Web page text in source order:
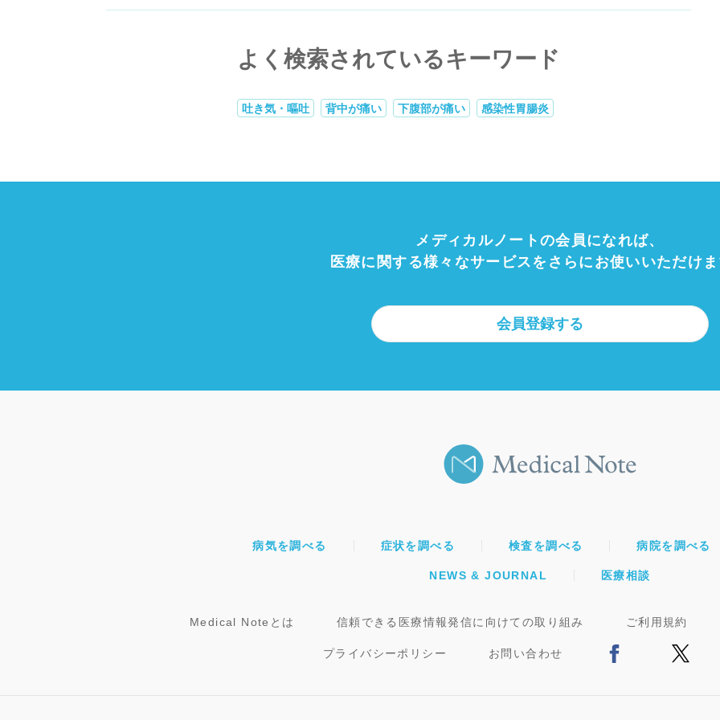
よく検索されているキーワード
吐き気・嘔吐 背中が痛い 下腹部が痛い 感染性胃腸炎
メディカルノートの会員になれば、
医療に関する様々なサービスをさらにお使いいただけ
会員登録する
病気を調べる 症状を調べる 検査を調べる 病院を調べる
NEWS & JOURNAL 医療相談
Medical Noteとは 信頼できる医療情報発信に向けての取り組み ご利用規約
プライバシーポリシー お問い合わせ